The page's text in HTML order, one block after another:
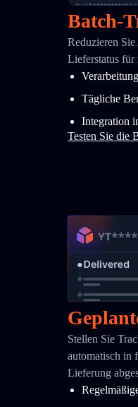
Batch-
Reduzieren
Lieferstatus für
Tägliche
Integration
Testen Sie die
Stellen Sie
automatisch in
Lieferung